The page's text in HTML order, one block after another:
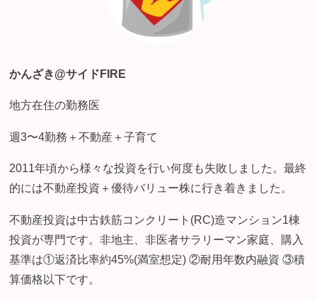
かんざき@サイドFIRE
地方在住の勤務医
週3〜4勤務＋不動産＋子育て
2011年頃から様々な投資を行い何度も失敗しました。最終
的には不動産投資＋優待バリュー株に行き着きました。
不動産投資は中古鉄筋コンクリート(RC)造マンション1棟
投資が専門です。非地主、非医者サラリーマン家庭、購入
基準は①返済比率約45%(満室想定) ②耐用年数内融資 ③積
算価格以下です。